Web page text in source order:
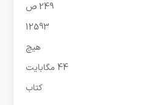
249 ص
12593
هیچ
44 مگابایت
کتاب